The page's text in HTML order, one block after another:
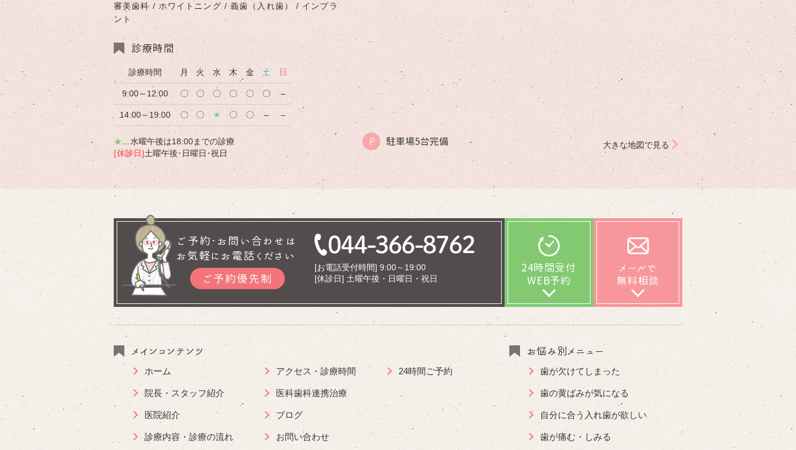
審美歯科 / ホワイトニング / 義歯（入れ歯） / インプラ
ント
診療時間
診療時間 月 火 水 木 金 土 日
9:00～12:00 〇 〇 〇 〇 〇 〇 –
14:00～19:00 〇 〇 ★ 〇 〇 – –
★ …水曜午後は18:00までの診療
[休診日]土曜午後･日曜日･祝日
P 駐車場5台完備 大きな地図で見る
ご予約･お問い合わせは
お気軽にお電話ください
ご予約優先制
[お電話受付時間] 9:00～19:00
[休診日] 土曜午後・日曜日・祝日
24時間受付
WEB予約
メールで
無料相談
メインコンテンツ
ホーム
院長・スタッフ紹介
医院紹介
診療内容・診療の流れ
アクセス・診療時間
医科歯科連携治療
ブログ
お問い合わせ
24時間ご予約
お悩み別メニュー
歯が欠けてしまった
歯の黄ばみが気になる
自分に合う入れ歯が欲しい
歯が痛む・しみる